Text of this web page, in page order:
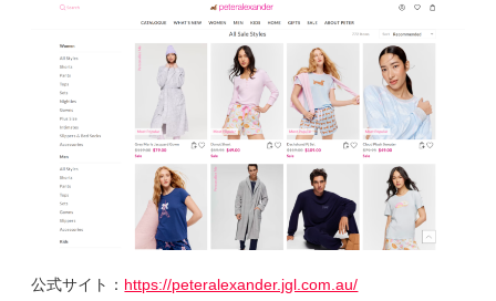
公式サイト： https://peteralexander.jgl.com.au/